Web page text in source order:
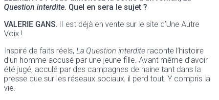
Question interdite. Quel en sera le sujet ?
VALERIE GANS. Il est déjà en vente sur le site d’Une Autre
Voix !
Inspiré de faits réels, La Question interdite raconte l’histoire
d’un homme accusé par une jeune fille. Avant même d’avoir
été jugé, acculé par des campagnes de haine tant dans la
presse que sur les réseaux sociaux, il perd tout. Y compris la
vie.